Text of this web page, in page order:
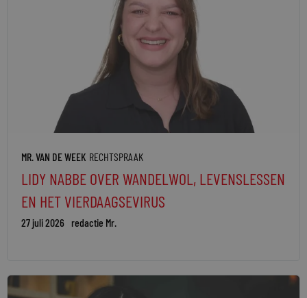
MR. VAN DE WEEK RECHTSPRAAK
LIDY NABBE OVER WANDELWOL, LEVENSLESSEN
EN HET VIERDAAGSEVIRUS
27 juli 2026 redactie Mr.